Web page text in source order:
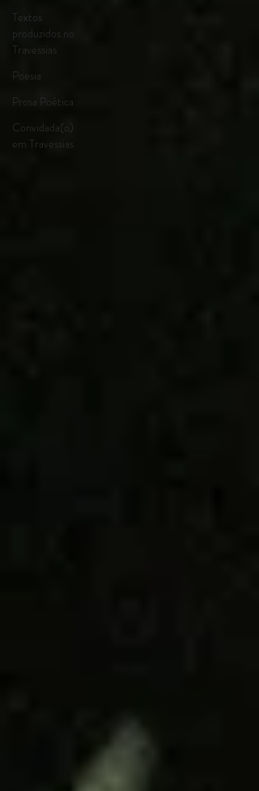
Textos
produzidos no
Travessias
Poesia
Prosa Poética
Convidada(o)
em Travessias